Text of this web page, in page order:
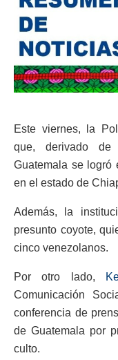
Este viernes, la
que, derivado de
Guatemala se logró
en el estado de
Además, la
presunto coyote,
cinco venezolanos.
Por otro lado,
Comunicación
conferencia de
de Guatemala por
culto.